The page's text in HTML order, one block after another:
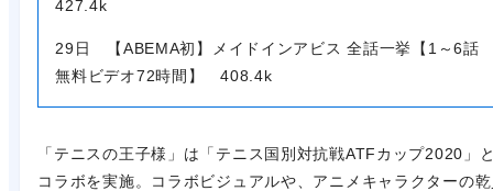
427.4k
29日 【ABEMA初】メイドインアビス 全話一挙【1～6話
無料ビデオ72時間】 408.4k
「テニスの王子様」は「テニス国別対抗戦ATFカップ2020」
コラボを実施。コラボビジュアルや、アニメキャラクターの